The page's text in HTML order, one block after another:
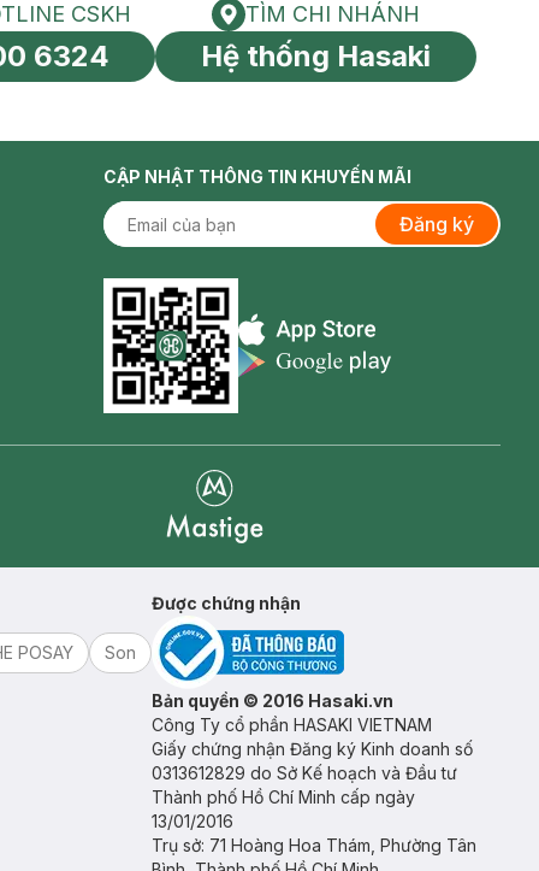
toàn cầu
HOTLINE CSKH
CSKH
6324
Tìm chi nhánh
TÌM CHI NHÁNH
Hệ thống Hasaki
CẬP NHẬT THÔNG TIN KHUYẾN MÃI
Đăng ký
Appstore icon
POSAY
Son
Được chứng nhận
Bản quyền © 2016 Hasaki.vn
Công Ty cổ phần HASAKI VIETNAM
Giấy chứng nhận Đăng ký Kinh doanh số
0313612829 do Sở Kế hoạch và Đầu tư
Thành phố Hồ Chí Minh cấp ngày
13/01/2016
Trụ sở: 71 Hoàng Hoa Thám, Phường Tân